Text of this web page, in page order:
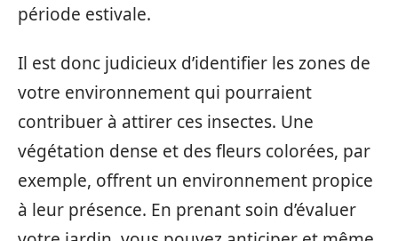
période estivale.
Il est donc judicieux d’identifier les zones de
votre environnement qui pourraient
contribuer à attirer ces insectes. Une
végétation dense et des fleurs colorées, par
exemple, offrent un environnement propice
à leur présence. En prenant soin d’évaluer